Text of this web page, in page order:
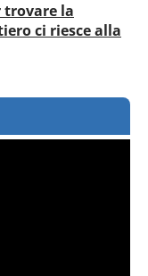
trovare la
ci riesce alla